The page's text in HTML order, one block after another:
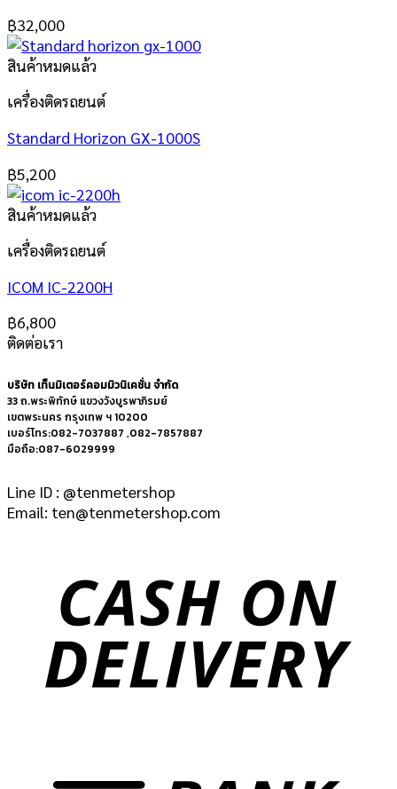
฿32,000
สินค้าหมดแล้ว
เครื่องติดรถยนต์
Standard Horizon GX-1000S
฿5,200
สินค้าหมดแล้ว
เครื่องติดรถยนต์
ICOM IC-2200H
฿6,800
ติดต่อเรา
บริษัท เท็นมิเตอร์คอมมิวนิเคชั่น จำกัด
33 ถ.พระพิทักษ์ แขวงวังบูรพาภิรมย์
เขตพระนคร กรุงเทพ ฯ 10200
เบอร์โทร:082-7037887 ,082-7857887
มือถือ:087-6029999
Line ID : @tenmetershop
Email: ten@tenmetershop.com